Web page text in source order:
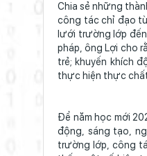
Chia sẻ những
công tác chỉ đạo
lưới trường lớp
pháp, ông Lợi cho
trẻ; khuyến khích
thực hiện thực
Để năm học mới
động, sáng tạo,
trường lớp, công